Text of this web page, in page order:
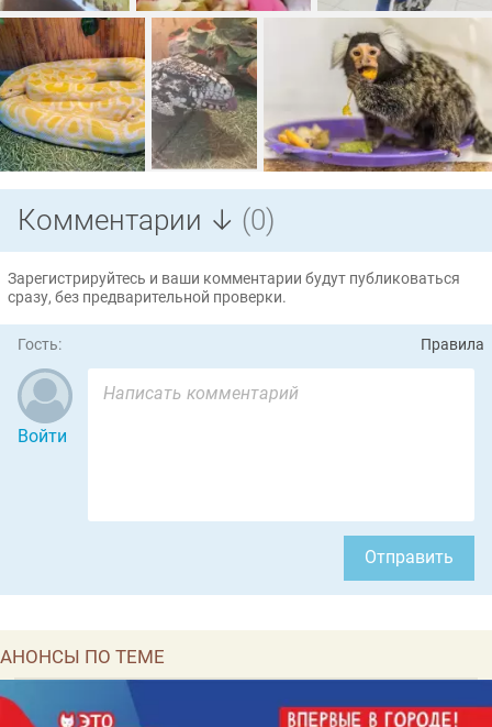
Комментарии ↓ (0)
Зарегистрируйтесь и ваши комментарии будут публиковаться
сразу, без предварительной проверки.
Гость: Правила
Войти
Отправить
АНОНСЫ ПО ТЕМЕ